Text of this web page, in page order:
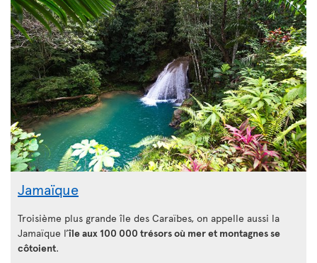
Jamaïque
Troisième plus grande île des Caraïbes, on appelle aussi la
Jamaïque l’île aux 100 000 trésors où mer et montagnes se
côtoient.